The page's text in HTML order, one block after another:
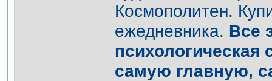
Космополитен.
ежедневника. Все
самую главную,